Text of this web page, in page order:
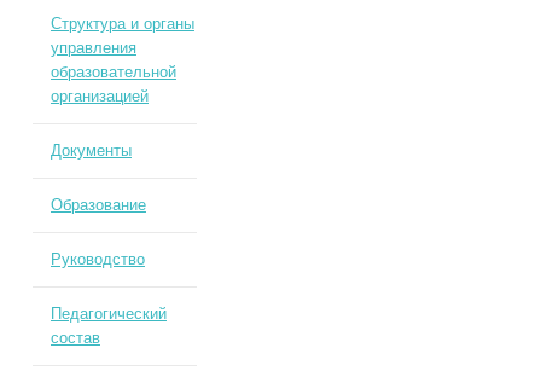
Структура и органы
управления
образовательной
организацией
Документы
Образование
Руководство
Педагогический
состав